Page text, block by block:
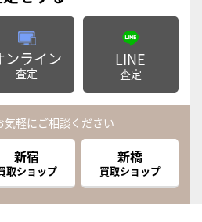
ンライン
査定
LINE
査定
気軽にご相談ください
新宿
取ショップ
新橋
買取ショップ